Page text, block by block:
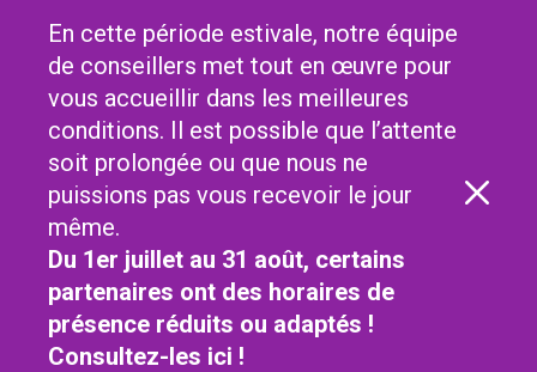
En cette période estivale, notre équipe
de conseillers met tout en œuvre pour
vous accueillir dans les meilleures
conditions. Il est possible que l’attente
soit prolongée ou que nous ne
puissions pas vous recevoir le jour
même.
Du 1er juillet au 31 août, certains
partenaires ont des horaires de
présence réduits ou adaptés !
Consultez-les ici !